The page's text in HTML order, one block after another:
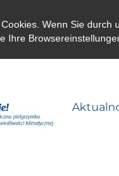
Wenn Sie
Ihre